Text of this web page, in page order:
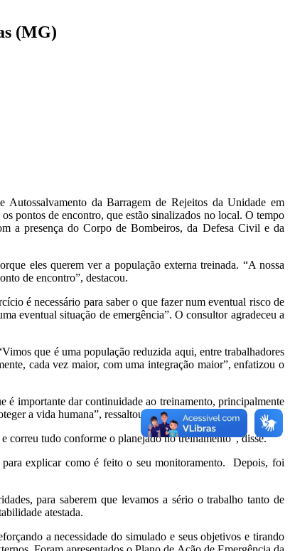
(MG)
da Barragem de Rejeitos da Unidade em
pontos de encontro, que estão sinalizados no local. O tempo
a presença do Corpo de Bombeiros, da Defesa Civil e da
eles querem ver a população externa treinada. “A nossa
de encontro”, destacou.
é necessário para saber o que fazer num eventual risco de
eventual situação de emergência”. O consultor agradeceu a
que é uma população reduzida aqui, entre trabalhadores
cada vez maior, com uma integração maior”, enfatizou o
é importante dar continuidade ao treinamento, principalmente
a vida humana”, ressaltou.
correu tudo conforme o planejado no treinamento”, disse.
explicar como é feito o seu monitoramento. Depois, foi
para saberem que levamos a sério o trabalho tanto de
atestada.
a necessidade do simulado e seus objetivos e tirando